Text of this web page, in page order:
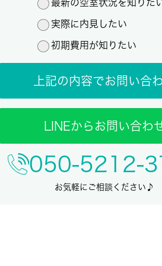
最新の空室状況を知りた
実際に内見したい
初期費用が知りたい
上記の内容でお問い合
LINEからお問い合わ
050-5212-
お気軽にご相談ください♪